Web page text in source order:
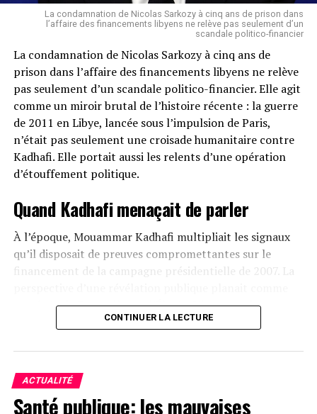
La condamnation de Nicolas Sarkozy à cinq ans de prison dans
l’affaire des financements libyens ne relève pas seulement d’un
scandale politico-financier
La condamnation de Nicolas Sarkozy à cinq ans de
prison dans l’affaire des financements libyens ne relève
pas seulement d’un scandale politico-financier. Elle agit
comme un miroir brutal de l’histoire récente : la guerre
de 2011 en Libye, lancée sous l’impulsion de Paris,
n’était pas seulement une croisade humanitaire contre
Kadhafi. Elle portait aussi les relents d’une opération
d’étouffement politique.
Quand Kadhafi menaçait de parler
À l’époque, Mouammar Kadhafi multipliait les signaux
qu’il disposait de preuves compromettantes sur le
financement de la campagne présidentielle de 2007. La
une épée de Damoclès sur l’Élysée. L’intervention
militaire, sous couvert de protéger la population civile, a
dirigeant devenu trop gênant.
Le chaos libyen, matrice de l’instabilité
CONTINUER LA LECTURE
ACTUALITÉ
Santé publique: les mauvaises